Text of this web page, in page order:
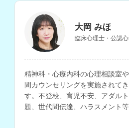
大岡 みほ
臨床心理士・公認
精神科・心療内科の心理相談室
間カウンセリングを実施されて
す。不登校、育児不安、アダル
題、世代間伝達、ハラスメント